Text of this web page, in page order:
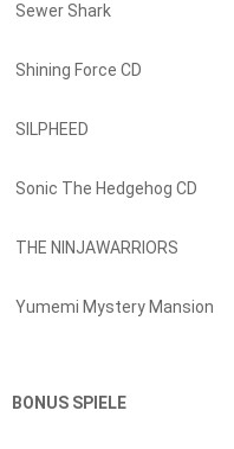
Sewer Shark
Shining Force CD
SILPHEED
Sonic The Hedgehog CD
THE NINJAWARRIORS
Yumemi Mystery Mansion
BONUS SPIELE